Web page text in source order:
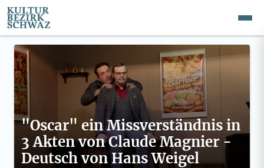
"Oscar" ein Missverständnis in
3 Akten von Claude Magnier -
Deutsch von Hans Weigel